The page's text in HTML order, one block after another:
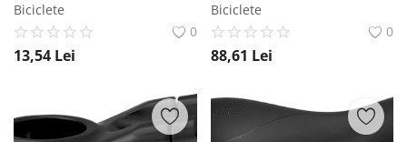
Biciclete
0
13,54 Lei
Biciclete
0
88,61 Lei